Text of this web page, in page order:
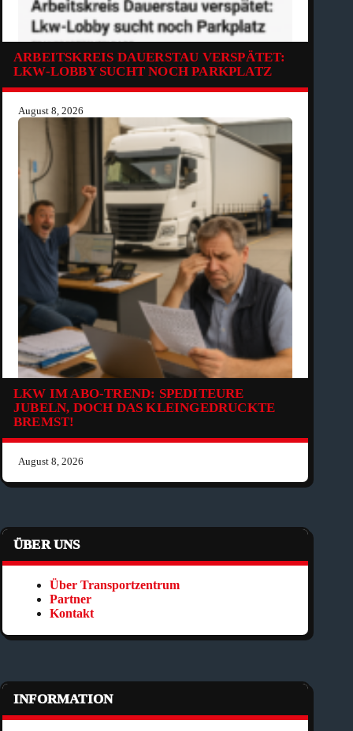
ARBEITSKREIS DAUERSTAU VERSPÄTET:
LKW-LOBBY SUCHT NOCH PARKPLATZ
August 8, 2026
LKW IM ABO-TREND: SPEDITEURE
JUBELN, DOCH DAS KLEINGEDRUCKTE
BREMST!
August 8, 2026
ÜBER UNS
Über Transportzentrum
Partner
Kontakt
INFORMATION